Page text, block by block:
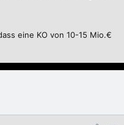
eine KO von 10-15 Mio.€